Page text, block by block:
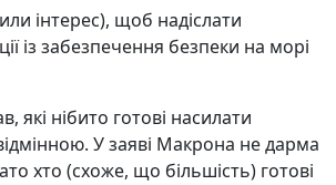
інтерес), щоб надіслати
із забезпечення безпеки на морі
які нібито готові насилати
У заяві Макрона не дарма
хто (схоже, що більшість) готові